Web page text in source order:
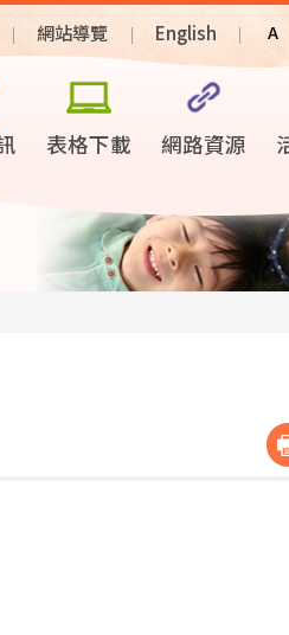
網站導覽 English A
表格下載 網路資源